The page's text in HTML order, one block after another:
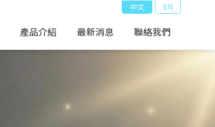
中文 EN
產品介紹 最新消息 聯絡我們